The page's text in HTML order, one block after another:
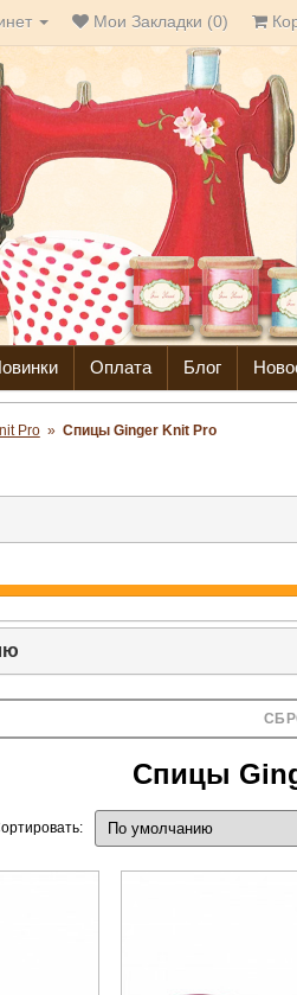
Мои Закладки (0)
Оплата Блог
Pro » Спицы Ginger Knit Pro
Спицы